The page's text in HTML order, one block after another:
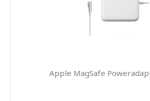
Apple MagSafe